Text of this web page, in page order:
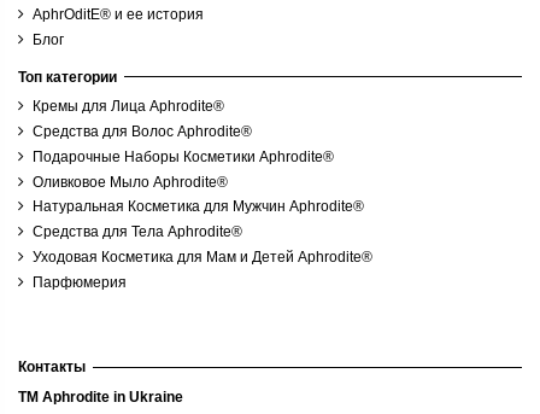
AphrOditE® и ее история
Блог
Топ категории
Кремы для Лица Aphrodite®
Средства для Волос Aphrodite®
Подарочные Наборы Косметики Aphrodite®
Оливковое Мыло Aphrodite®
Натуральная Косметика для Мужчин Aphrodite®
Средства для Тела Aphrodite®
Уходовая Косметика для Мам и Детей Aphrodite®
Парфюмерия
Контакты
TM Aphrodite in Ukraine